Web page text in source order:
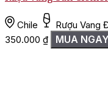
Chile Rượu Vang
350.000 ₫ MUA NGAY